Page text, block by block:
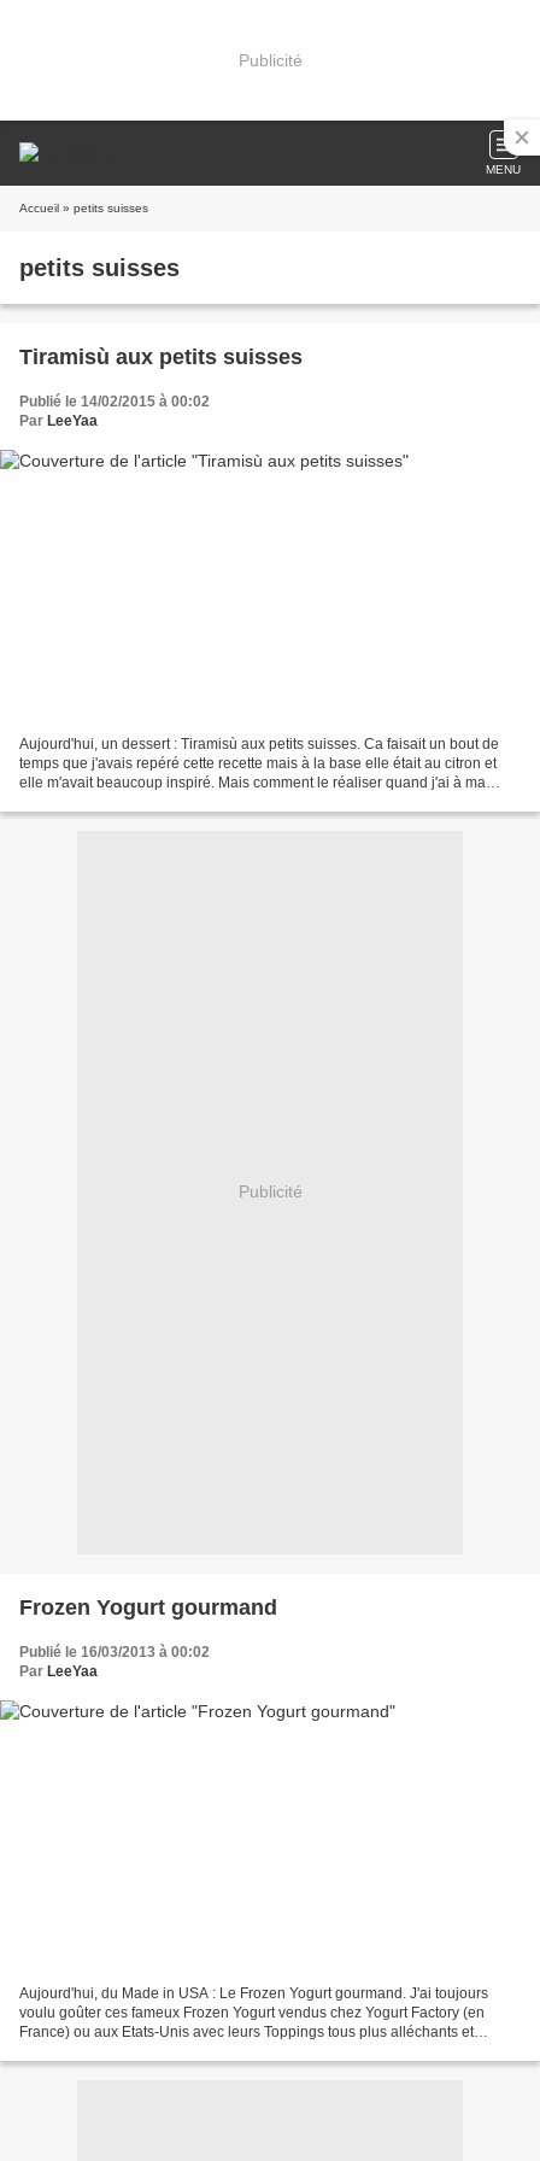
Publicité
MENU
Accueil » petits suisses
petits suisses
Tiramisù aux petits suisses
Publié le 14/02/2015 à 00:02
Par LeeYaa
Aujourd'hui, un dessert : Tiramisù aux petits suisses. Ca faisait un bout de
temps que j'avais repéré cette recette mais à la base elle était au citron et
elle m'avait beaucoup inspiré. Mais comment le réaliser quand j'ai à ma
Publicité
Frozen Yogurt gourmand
Publié le 16/03/2013 à 00:02
Par LeeYaa
Aujourd'hui, du Made in USA : Le Frozen Yogurt gourmand. J'ai toujours
voulu goûter ces fameux Frozen Yogurt vendus chez Yogurt Factory (en
France) ou aux Etats-Unis avec leurs Toppings tous plus alléchants et